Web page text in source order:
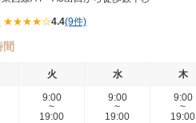
★★★★☆4.4(9件)
火 水 木
9:00
~
19:00
9:00
~
19:00
9:00
~
19:00